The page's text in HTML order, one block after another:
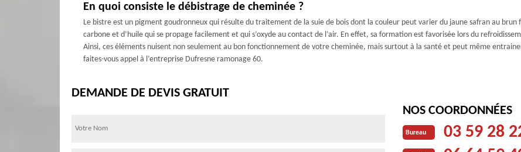
En quoi consiste le débistrage de cheminée ?
Le bistre est un pigment goudronneux qui résulte du traitement de la suie de bois dont la couleur peut varier du jaune safran au brun
carbone et d’huile qui se propage facilement et qui s’oxyde au contact de l’air. En effet, sa formation est favorisée lors du
Ainsi, ces éléments nuisent non seulement au bon fonctionnement de votre cheminée, mais surtout à la santé et peut même
faites-vous appel à l’entreprise Dufresne ramonage 60.
DEMANDE DE DEVIS GRATUIT
NOS COORDONNÉES
Bureau 03 59 28